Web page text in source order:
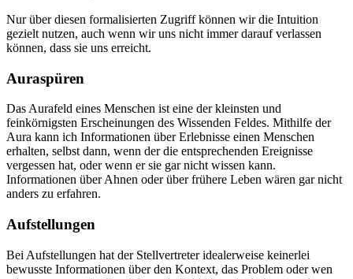
Nur über diesen formalisierten Zugriff können wir die Intuition
gezielt nutzen, auch wenn wir uns nicht immer darauf verlassen
können, dass sie uns erreicht.
Auraspüren
Das Aurafeld eines Menschen ist eine der kleinsten und
feinkörnigsten Erscheinungen des Wissenden Feldes. Mithilfe der
Aura kann ich Informationen über Erlebnisse einen Menschen
erhalten, selbst dann, wenn der die entsprechenden Ereignisse
vergessen hat, oder wenn er sie gar nicht wissen kann.
Informationen über Ahnen oder über frühere Leben wären gar nicht
anders zu erfahren.
Aufstellungen
Bei Aufstellungen hat der Stellvertreter idealerweise keinerlei
bewusste Informationen über den Kontext, das Problem oder wen